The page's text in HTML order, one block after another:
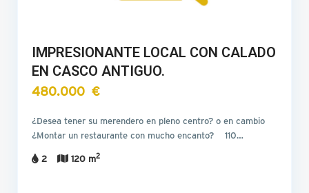
IMPRESIONANTE LOCAL CON CALADO
EN CASCO ANTIGUO.
480.000 €
¿Desea tener su merendero en pleno centro? o en cambio
¿Montar un restaurante con mucho encanto? 110…
2
120 m2